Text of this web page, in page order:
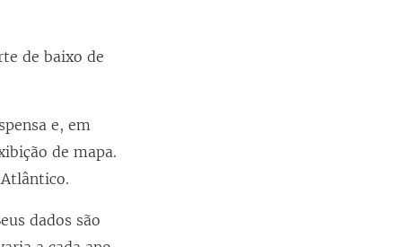
de baixo de
e, em
de mapa.
dados são